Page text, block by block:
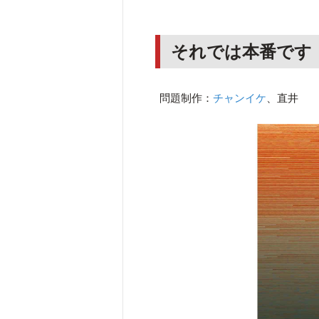
それでは本番です
問題制作：チャンイケ、直井